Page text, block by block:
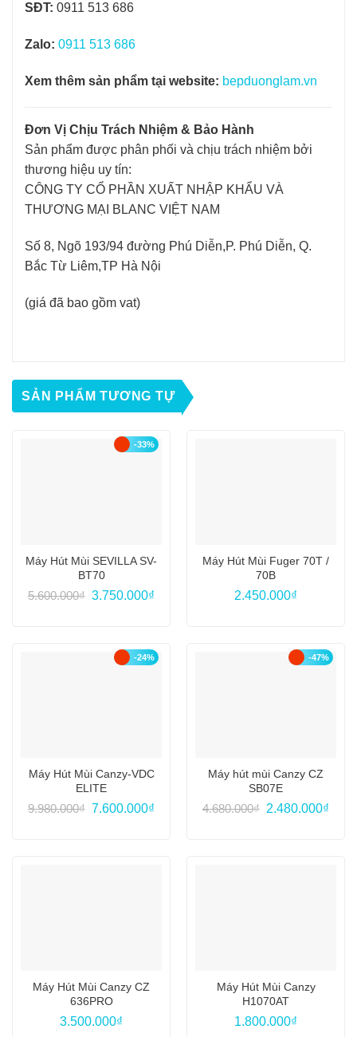
SĐT: 0911 513 686
Zalo: 0911 513 686
Xem thêm sản phẩm tại website: bepduonglam.vn
Đơn Vị Chịu Trách Nhiệm & Bảo Hành
Sản phẩm được phân phối và chịu trách nhiệm bởi
thương hiệu uy tín:
CÔNG TY CỔ PHẦN XUẤT NHẬP KHẨU VÀ
THƯƠNG MẠI BLANC VIỆT NAM
Số 8, Ngõ 193/94 đường Phú Diễn,P. Phú Diễn, Q.
Bắc Từ Liêm,TP Hà Nội
(giá đã bao gồm vat)
SẢN PHẨM TƯƠNG TỰ
-33%
Máy Hút Mùi SEVILLA SV-
BT70
5.600.000₫ Giá
3.750.000₫
Máy Hút Mùi Fuger 70T /
70B
2.450.000₫
-24%
Máy Hút Mùi Canzy-VDC
ELITE
9.980.000₫ Giá
7.600.000₫
-47%
Máy hút mùi Canzy CZ
SB07E
4.680.000₫ Giá
2.480.000₫
Máy Hút Mùi Canzy CZ
636PRO
3.500.000₫
Máy Hút Mùi Canzy
H1070AT
1.800.000₫